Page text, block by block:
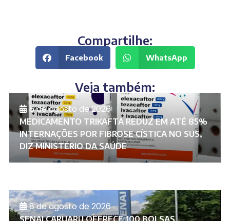
Compartilhe:
Facebook WhatsApp
Veja também:
8 de agosto de 2026
MEDICAMENTO TRIKAFTA REDUZ EM ATÉ 85%
INTERNAÇÕES POR FIBROSE CÍSTICA NO SUS,
DIZ MINISTÉRIO DA SAÚDE
8 de agosto de 2026